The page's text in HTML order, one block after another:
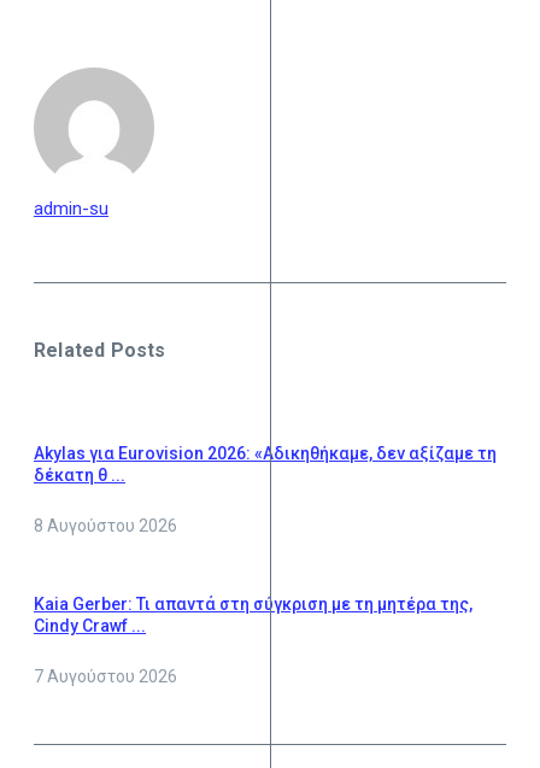
admin-su
Related Posts
Akylas για Eurovision 2026: «Aδικηθήκαμε, δεν αξίζαμε τη
δέκατη θ ...
8 Αυγούστου 2026
Kaia Gerber: Τι απαντά στη σύγκριση με τη μητέρα της,
Cindy Crawf ...
7 Αυγούστου 2026